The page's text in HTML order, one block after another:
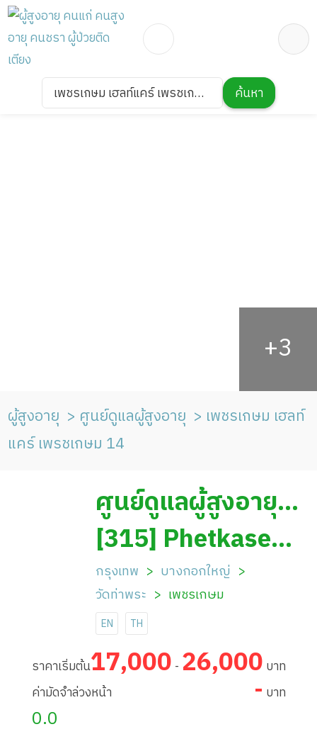
เพชรเกษม เฮลท์แคร์ เพรชเกษม
ค้นหา
ผู้สูงอายุ ศูนย์ดูแลผู้สูงอายุ
เพชรเกษม เฮลท์
แคร์ เพรชเกษม 14
ศูนย์ดูแลผู้สูงอายุ
เพชรเกษม เฮลท์
แคร์ เพรชเกษม 14
[315] Phetkasem
Healthcare
Phetkasem 14
กรุงเทพ
บางกอกใหญ่
วัดท่าพระ
เพชรเกษม
EN TH
ราคาเริ่มต้น17,000 - 26,000 บาท
ค่ามัดจำล่วงหน้า
- บาท
0.0